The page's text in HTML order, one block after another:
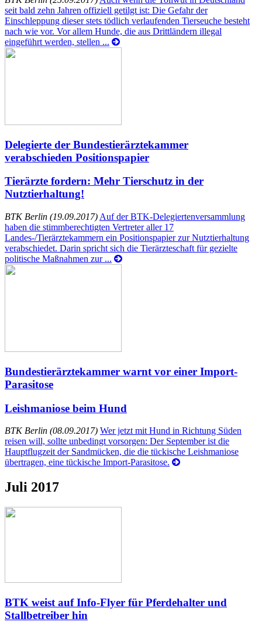
seit bald zehn Jahren offiziell getilgt ist: Die Gefahr der
Einschleppung dieser stets tödlich verlaufenden Tierseuche besteht
nach wie vor. Vor allem Hunde, die aus Drittländern illegal
eingeführt werden, stellen ...
Delegierte der Bundestierärztekammer
verabschieden Positionspapier
Tierärzte fordern: Mehr Tierschutz in der
Nutztierhaltung!
BTK Berlin (19.09.2017) Auf der BTK-Delegiertenversammlung
haben die stimmberechtigten Vertreter aller 17
Landes-/Tierärztekammern ein Positionspapier zur Nutztierhaltung
verabschiedet. Darin spricht sich die Tierärzteschaft für gezielte
politische Maßnahmen zur ...
Bundestierärztekammer warnt vor einer Import-
Parasitose
Leishmaniose beim Hund
BTK Berlin (08.09.2017) Wer jetzt mit Hund in Richtung Süden
reisen will, sollte unbedingt vorsorgen: Der September ist die
Hauptflugzeit der Sandmücken, die die tückische Leishmaniose
übertragen, eine tückische Import-Parasitose.
Juli 2017
BTK weist auf Info-Flyer für Pferdehalter und
Stallbetreiber hin